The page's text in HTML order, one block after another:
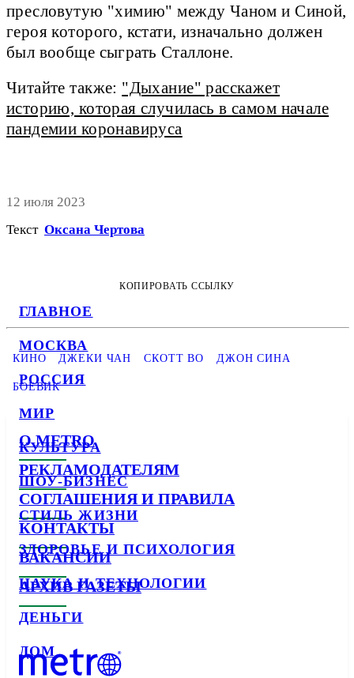
ГЛАВНОЕ
МОСКВА
РОССИЯ
МИР
КУЛЬТУРА
ШОУ-БИЗНЕС
СТИЛЬ ЖИЗНИ
ЗДОРОВЬЕ И ПСИХОЛОГИЯ
НАУКА И ТЕХНОЛОГИИ
ДЕНЬГИ
ДОМ
пресловутую "химию" между Чаном и Синой,
героя которого, кстати, изначально должен
был вообще сыграть Сталлоне.
Читайте также: "Дыхание" расскажет
историю, которая случилась в самом начале
пандемии коронавируса
12 июля 2023
Текст Оксана Чертова
КОПИРОВАТЬ ССЫЛКУ
КИНО ДЖЕКИ ЧАН СКОТТ ВО ДЖОН СИНА
БОЕВИК
О METRO
РЕКЛАМОДАТЕЛЯМ
СОГЛАШЕНИЯ И ПРАВИЛА
КОНТАКТЫ
ВАКАНСИИ
АРХИВ ГАЗЕТЫ